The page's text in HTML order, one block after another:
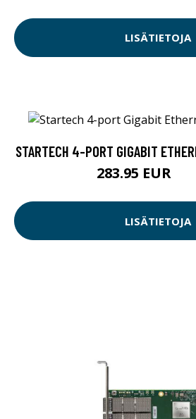
LISÄTIETOJA
STARTECH 4-PORT GIGABIT
283.95 EUR
LISÄTIETOJA